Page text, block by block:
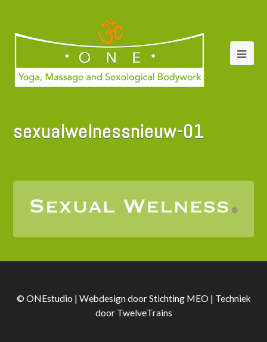
sexualwelnessnieuw-01
© ONEstudio | Webdesign doorStichting MEO | Techniek
door TwelveTrains